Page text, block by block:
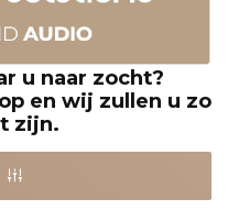
u naar zocht?
en wij zullen u zo
zijn.